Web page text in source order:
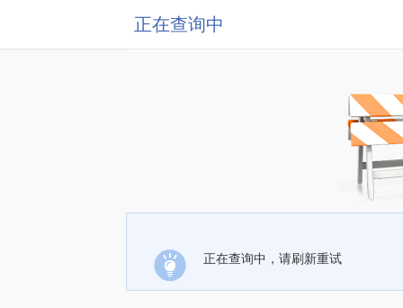
正在查询中
正在查询中，请刷新重试